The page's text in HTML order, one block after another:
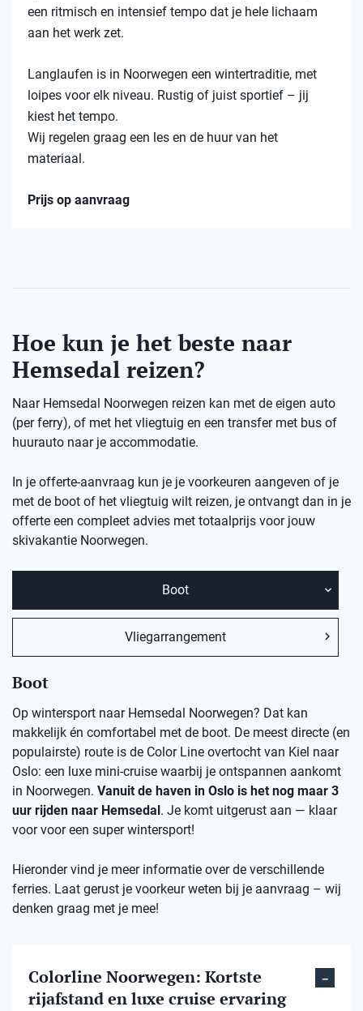
een ritmisch en intensief tempo dat je hele lichaam
aan het werk zet.
Langlaufen is in Noorwegen een wintertraditie, met
loipes voor elk niveau. Rustig of juist sportief – jij
kiest het tempo.
Wij regelen graag een les en de huur van het
materiaal.
Prijs op aanvraag
Hoe kun je het beste naar
Hemsedal reizen?
Naar Hemsedal Noorwegen reizen kan met de eigen auto
(per ferry), of met het vliegtuig en een transfer met bus of
huurauto naar je accommodatie.
In je offerte-aanvraag kun je je voorkeuren aangeven of je
met de boot of het vliegtuig wilt reizen, je ontvangt dan in je
offerte een compleet advies met totaalprijs voor jouw
skivakantie Noorwegen.
Boot
Vliegarrangement
Boot
Op wintersport naar Hemsedal Noorwegen? Dat kan
makkelijk én comfortabel met de boot. De meest directe (en
populairste) route is de Color Line overtocht van Kiel naar
Oslo: een luxe mini-cruise waarbij je ontspannen aankomt
in Noorwegen. Vanuit de haven in Oslo is het nog maar 3
uur rijden naar Hemsedal. Je komt uitgerust aan — klaar
voor voor een super wintersport!
Hieronder vind je meer informatie over de verschillende
ferries. Laat gerust je voorkeur weten bij je aanvraag – wij
denken graag met je mee!
Colorline Noorwegen: Kortste
rijafstand en luxe cruise ervaring